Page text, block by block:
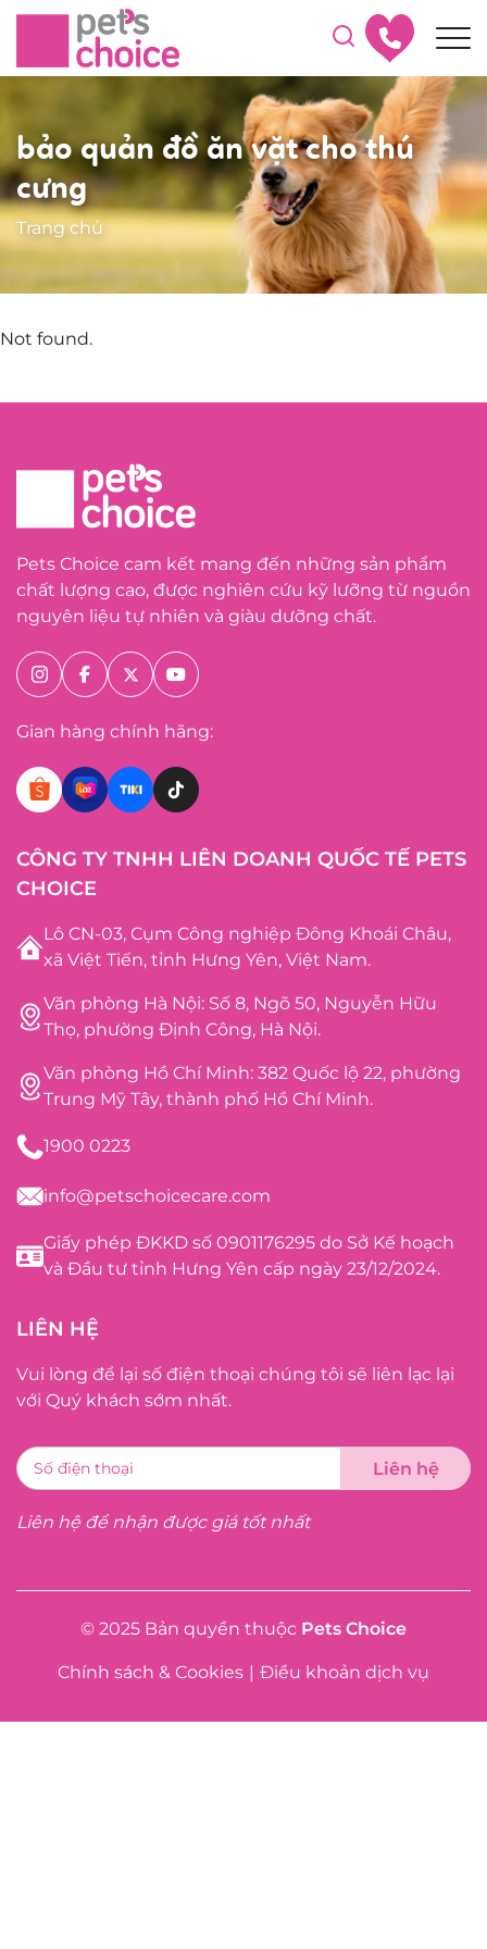
bảo quản đồ ăn vặt cho thú
cưng
Trang chủ
Not found.
Pets Choice cam kết mang đến những sản phẩm
chất lượng cao, được nghiên cứu kỹ lưỡng từ nguồn
nguyên liệu tự nhiên và giàu dưỡng chất.
Gian hàng chính hãng:
CÔNG TY TNHH LIÊN DOANH QUỐC TẾ PETS
CHOICE
Lô CN-03, Cụm Công nghiệp Đông Khoái Châu,
xã Việt Tiến, tỉnh Hưng Yên, Việt Nam.
Văn phòng Hà Nội: Số 8, Ngõ 50, Nguyễn Hữu
Thọ, phường Định Công, Hà Nội.
Văn phòng Hồ Chí Minh: 382 Quốc lộ 22, phường
Trung Mỹ Tây, thành phố Hồ Chí Minh.
1900 0223
info@petschoicecare.com
Giấy phép ĐKKD số 0901176295 do Sở Kế hoạch
và Đầu tư tỉnh Hưng Yên cấp ngày 23/12/2024.
LIÊN HỆ
Vui lòng để lại số điện thoại chúng tôi sẽ liên lạc lại
với Quý khách sớm nhất.
Liên hệ để nhận được giá tốt nhất
© 2025 Bản quyền thuộc Pets Choice
Chính sách & Cookies | Điều khoản dịch vụ